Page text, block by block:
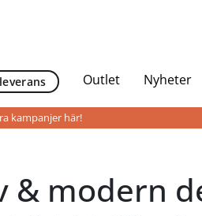
Outlet Nyheter
kampanjer här!
& modern